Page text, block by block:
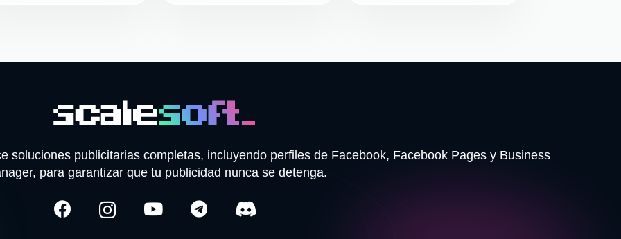
soluciones publicitarias completas, incluyendo perfiles de Facebook, Facebook Pages y Business
para garantizar que tu publicidad nunca se detenga.